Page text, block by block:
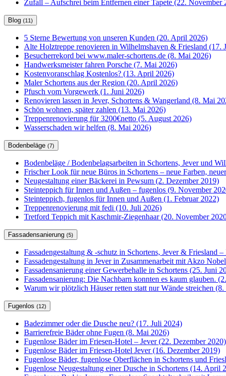
Zufall – Aufschrei beim Entfernen einer Tapete (22. November
Blog (11)
5 Sterne Bewertung von unseren Kunden (20. April 2026)
Alte Holztreppe renovieren in Wilhelmshaven & Friesland (17.
Besucherrekord bei www.maler-schortens.de (8. Mai 2026)
Handwerksmeister fahren Porsche (7. Mai 2026)
Kostenvoranschlag Kostenlos? (13. April 2026)
Maler Schortens aus der Region (20. April 2026)
Pfusch vom Vorgewerk (1. Juni 2026)
Renovieren lassen in Jever, Schortens & Wangerland (8. Mai
Schön wohnen, später zahlen (13. Mai 2026)
Treppenrenovierung für 3200€netto (5. August 2026)
Wasserschaden wir helfen (8. Mai 2026)
Bodenbeläge (7)
Bodenbeläge / Bodenbelagsarbeiten in Schortens, Jever und
Frischer Look für neue Büros in Schortens – neue Farben,
Neugestaltung einer Bäckerei in Pewsum (2. Dezember 2019)
Steinteppich für Innen und Außen – fugenlos (9. November
Steinteppich, fugenlos für Innen und Außen (1. Februar 2022)
Treppenrenovierung mit fedi (10. Juli 2026)
Tretford Teppich mit Kaschmir-Ziegenhaar (20. November
Fassadensanierung (5)
Fassadengestaltung & -schutz in Schortens, Jever & Friesland
Fassadengestaltung in Jever in Zusammenarbeit mit Akzo
Fassadensanierung einer Gewerbehalle in Schortens (25. Juni
Fassadensanierung: Die Nachbarn konnten es kaum glauben.
Warum wir plötzlich Häuser retten statt nur Wände streichen
Fugenlos (12)
Badezimmer oder die Dusche neu? (17. Juli 2024)
Barrierefreie Bäder ohne Fugen (8. Mai 2026)
Fugenlose Bäder im Friesen-Hotel – Jever (22. Dezember 2020)
Fugenlose Bäder im Friesen-Hotel Jever (16. Dezember 2019)
Fugenlose Bäder, fugenlose Oberflächen in Schortens und
Fugenlose Neugestaltung einer Dusche in Schortens (14. April